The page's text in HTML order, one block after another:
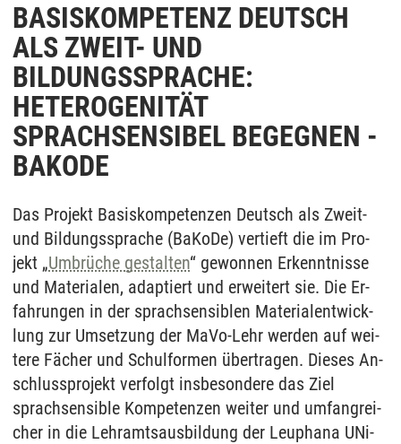
BASISKOMPETENZ DEUTSCH
ALS ZWEIT- UND
BILDUNGSSPRACHE:
HETEROGENITÄT
SPRACHSENSIBEL BEGEGNEN -
BAKODE
Das Pro­jekt Basiskompetenzen Deutsch als Zweit-
und Bildungssprache (Ba­Ko­De) ver­tieft die im Pro­
jekt „Umbrüche ge­stal­ten“ ge­won­nen Er­kennt­nis­se
und Ma­te­ria­len, ad­ap­tiert und er­wei­tert sie. Die Er­
fah­run­gen in der sprach­sen­si­blen Ma­te­ri­al­ent­wick­
lung zur Um­set­zung der MaVo-Lehr wer­den auf wei­
te­re Fächer und Schul­for­men über­tra­gen. Die­ses An­
schluss­pro­jekt ver­folgt ins­be­son­de­re das Ziel
sprach­sen­si­ble Kom­pe­ten­zen wei­ter und um­fang­rei­
cher in die Lehr­amts­aus­bil­dung der Leu­pha­na UNi­